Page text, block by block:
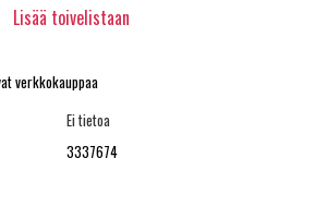
Lisää toivelistaan
verkkokauppaa
Ei tietoa
3337674